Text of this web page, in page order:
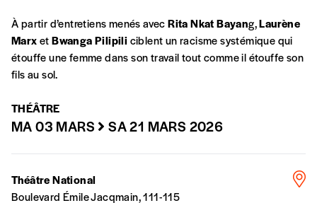
Vous versez le montant de votre choix sur le
compteIBAN BE34 0010 7305
2190avec en communication le numéro de
NB: Vous pouvez choisir de participer
financièrement à tout moment, même après
avoir reçu plusieurs numéros. Ce paiement
À partir d’entretiens menés avecRita Nkat Bayang,Laurène
MarxetBwanga Pilipiliciblent un racisme systémique qui
étouffe une femme dans son travail tout comme il étouffe son
fils au sol.
THÉÂTRE
MA 03 MARS SA 21 MARS 2026
Théâtre National
Boulevard Émile Jacqmain, 111-115